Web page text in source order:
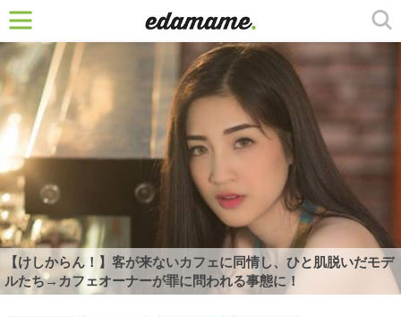
【けしからん！】客が来ないカフェに同情し、ひと肌脱いだモデ
ルたち→カフェオーナーが罪に問われる事態に！